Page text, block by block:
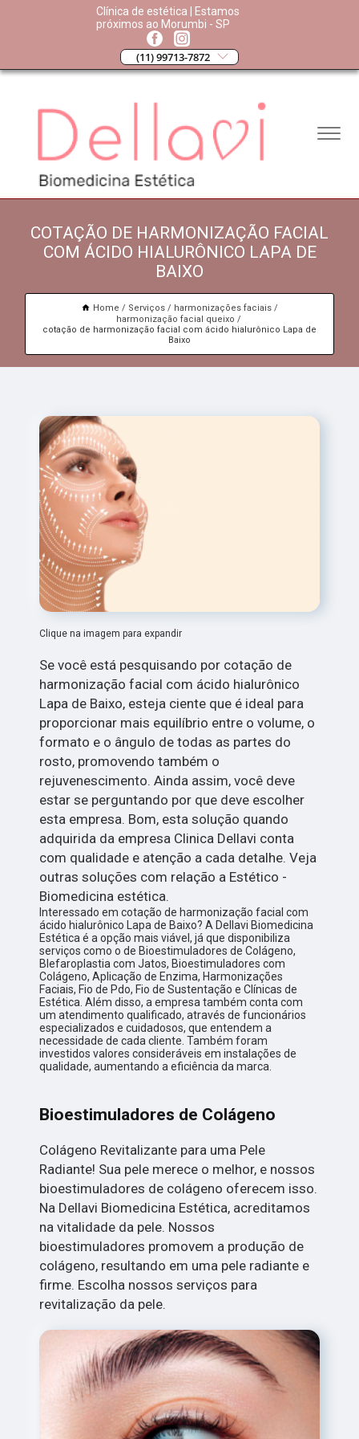
Clínica de estética | Estamos
próximos ao Morumbi - SP
(11) 99713-7872
COTAÇÃO DE HARMONIZAÇÃO FACIAL
COM ÁCIDO HIALURÔNICO LAPA DE
BAIXO
Home Serviços
harmonizações faciais
harmonização facial queixo
cotação de harmonização facial com ácido hialurônico Lapa de
Baixo
Clique na imagem para expandir
Se você está pesquisando por cotação de
harmonização facial com ácido hialurônico
Lapa de Baixo, esteja ciente que é ideal para
proporcionar mais equilíbrio entre o volume, o
formato e o ângulo de todas as partes do
rosto, promovendo também o
rejuvenescimento. Ainda assim, você deve
estar se perguntando por que deve escolher
esta empresa. Bom, esta solução quando
adquirida da empresa Clinica Dellavi conta
com qualidade e atenção a cada detalhe. Veja
outras soluções com relação a Estético -
Biomedicina estética.
Interessado em cotação de harmonização facial com
ácido hialurônico Lapa de Baixo? A Dellavi Biomedicina
Estética é a opção mais viável, já que disponibiliza
serviços como o de Bioestimuladores de Colágeno,
Blefaroplastia com Jatos, Bioestimuladores com
Colágeno, Aplicação de Enzima, Harmonizações
Faciais, Fio de Pdo, Fio de Sustentação e Clínicas de
Estética. Além disso, a empresa também conta com
um atendimento qualificado, através de funcionários
especializados e cuidadosos, que entendem a
necessidade de cada cliente. Também foram
investidos valores consideráveis em instalações de
qualidade, aumentando a eficiência da marca.
Bioestimuladores de Colágeno
Colágeno Revitalizante para uma Pele
Radiante! Sua pele merece o melhor, e nossos
bioestimuladores de colágeno oferecem isso.
Na Dellavi Biomedicina Estética, acreditamos
na vitalidade da pele. Nossos
bioestimuladores promovem a produção de
colágeno, resultando em uma pele radiante e
firme. Escolha nossos serviços para
revitalização da pele.